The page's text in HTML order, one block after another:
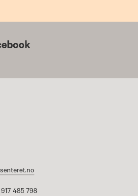
485 798